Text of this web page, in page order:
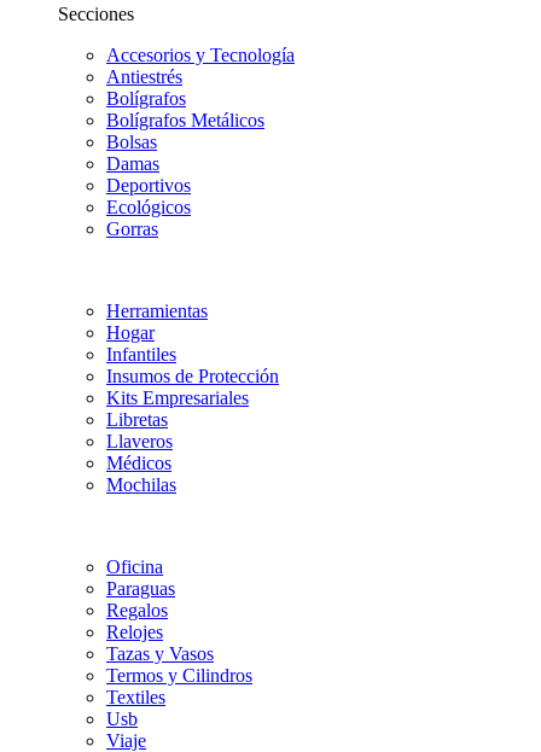
Secciones
Accesorios y Tecnología
Antiestrés
Bolígrafos
Bolígrafos Metálicos
Bolsas
Damas
Deportivos
Ecológicos
Gorras
Herramientas
Hogar
Infantiles
Insumos de Protección
Kits Empresariales
Libretas
Llaveros
Médicos
Mochilas
Oficina
Paraguas
Regalos
Relojes
Tazas y Vasos
Termos y Cilindros
Textiles
Usb
Viaje